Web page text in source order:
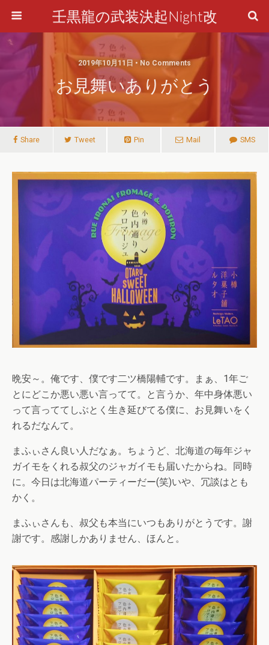
壬黒龍の武装決起Night改
2019年10月11日 • No Comments
お見舞いありがとう
Share Tweet Pin Mail SMS
晩安～。俺です、僕です二ツ橋陽輔です。まぁ、1年ご
とにどこか悪い悪い言ってて。と言うか、年中身体悪い
って言っててしぶとく生き延びてる僕に、お見舞いをく
れるだなんて。
まふぃさん良い人だなぁ。ちょうど、北海道の毎年ジャ
ガイモをくれる叔父のジャガイモも届いたからね。同時
に。今日は北海道パーティーだー(笑)いや、冗談はとも
かく。
まふぃさんも、叔父も本当にいつもありがとうです。謝
謝です。感謝しかありません、ほんと。